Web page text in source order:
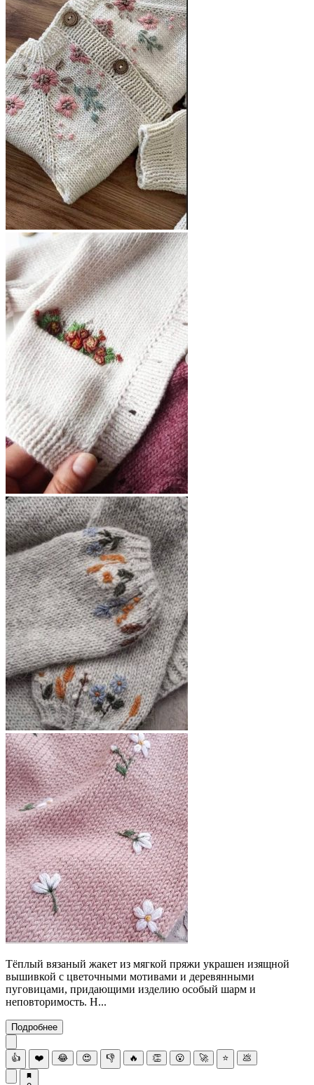
Тёплый вязаный жакет из мягкой пряжи украшен изящной
вышивкой с цветочными мотивами и деревянными
пуговицами, придающими изделию особый шарм и
неповторимость. Н...
Подробнее
👍 ❤️ 😂 😍 👎 🔥 👏 😮 🚀 ⭐ 💩